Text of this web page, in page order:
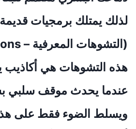
‏لذلك يمتلك برمجيات
‏(التشوهات المعرفية – Cognitive Distortions).
‏هذه التشوهات هي أكاذيب
‏عندما يحدث موقف سلبي
‏ويسلط الضوء فقط على هذا